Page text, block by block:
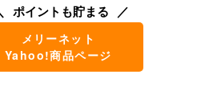
ポイントも貯まる
メリーネット
Yahoo!商品ページ